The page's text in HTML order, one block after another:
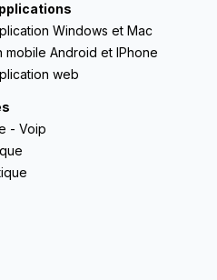
Windows et Mac
Android et IPhone
web
- Voip